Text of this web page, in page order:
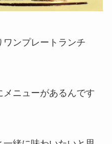
ワンプレートランチ
ニューがあるんです